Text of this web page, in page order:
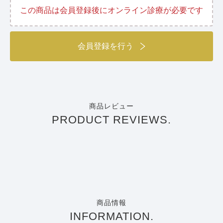
この商品は会員登録後にオンライン診療が必要です
会員登録を行う
商品レビュー
PRODUCT REVIEWS.
商品情報
INFORMATION.